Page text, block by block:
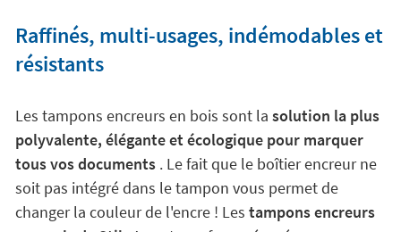
Raffinés, multi-usages, indémodables et
résistants
Les tampons encreurs en bois sont la solution la plus
polyvalente, élégante et écologique pour marquer
tous vos documents. Le fait que le boîtier encreur ne
soit pas intégré dans le tampon vous permet de
changer la couleur de l'encre ! Les tampons encreurs